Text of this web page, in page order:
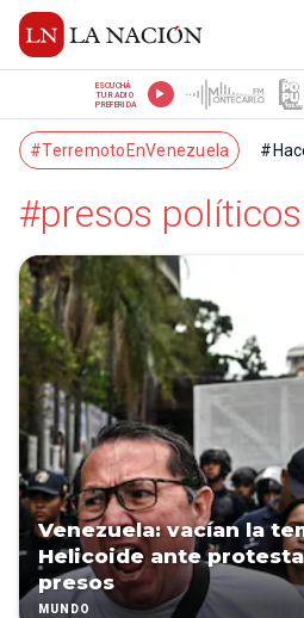
ESCUCHÁ
TU RADIO
PREFERIDA
#TerremotoEnVenezuela
#presos políticos
Venezuela: vacían la
Helicoide ante
presos
MUNDO